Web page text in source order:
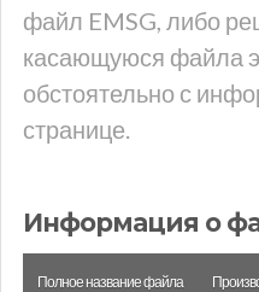
файл EMSG, либо
касающуюся файла
обстоятельно с
странице.
Информация о
Полное название файла